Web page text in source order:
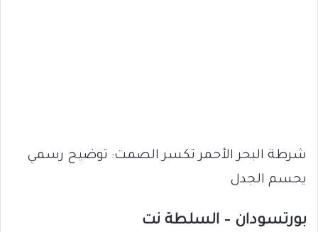
شرطة البحر الأحمر تكسر الصمت: توضيح رسمي
يحسم الجدل
بورتسودان – السلطة نت